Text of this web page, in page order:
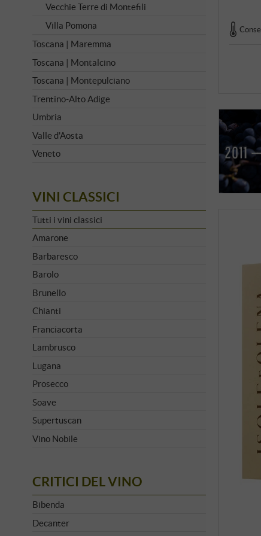
Vecchie Terre di Montefili
Villa Pomona
Toscana | Maremma
Toscana | Montalcino
Toscana | Montepulciano
Trentino-Alto Adige
Umbria
Valle d'Aosta
Veneto
VINI CLASSICI
Tutti i vini classici
Amarone
Barbaresco
Barolo
Brunello
Chianti
Franciacorta
Lambrusco
Lugana
Prosecco
Soave
Supertuscan
Vino Nobile
CRITICI DEL VINO
Bibenda
Decanter